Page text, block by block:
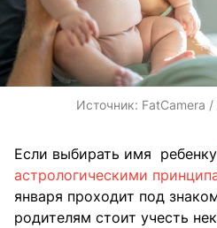
Источник: FatCamera
Если выбирать имя ребенку
астрологическими
января проходит под
родителям стоит учесть